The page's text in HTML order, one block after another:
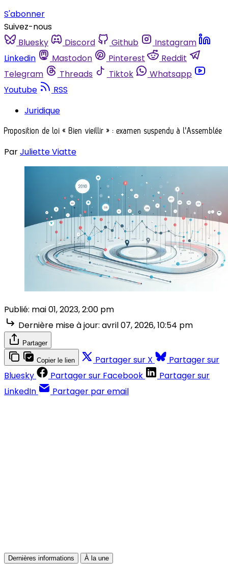
S'abonner
Suivez-nous
Bluesky
Discord Github
Instagram
Linkedin
Mastodon Pinterest
Reddit
Telegram
Threads Tiktok
Whatsapp
Youtube
RSS
Juridique
Proposition de loi « Bien vieillir » : examen suspendu à l'Assemblée
ParJuliette Viatte
Publié: mai 01, 2023, 2:00 pm
Dernière mise à jour: avril 07, 2026, 10:54 pm
Partager
Copier le lien Partager sur X
Partager sur
Bluesky
Partager sur Facebook
Partager sur
LinkedIn
Partager par email
Dernières informations À la une